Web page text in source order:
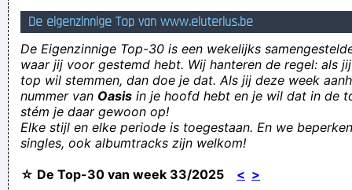
RSCAchick: KVK spelers, geboren komedianten
Ik heb ADHD Ik ben dus heel snel afgeleid omdat mijn
hoofd/HOOFD Schouders knie en teen, Knie en teen
LAMENT I need to talk to you since NOBODY will give me
answers
de opticien wenst iedereen sterkte
Flahaut aangekomen in Beiroet. Dus heeft ie nu 3 kinnen?
Dat is ongeveer hetzelfde als stellen dat de visindustrie
De eigenzinnige Top van www.eluterius.be
De Eigenzinnige Top-30 is een wekelijks
waar jij voor gestemd hebt. Wij hanteren de regel: als
top wil stemmen, dan doe je dat. Als jij deze week
nummer van Oasis in je hoofd hebt en je wil dat in de
stém je daar gewoon op!
Elke stijl en elke periode is toegestaan. En we
singles, ook albumtracks zijn welkom!
☆ De Top-30 van week 33/2025 < >